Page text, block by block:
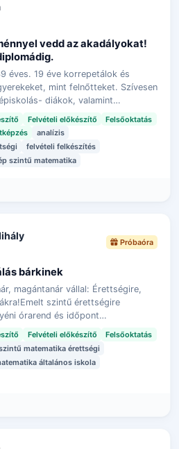
vedd az akadályokat!
éves. 19 éve korrepetálok és
mint felnőtteket. Szívesen
diákok, valamint
Felvételi előkészítő
Felsőoktatás
analízis
felvételi felkészítés
szintű matematika
Próbaóra
bárkinek
magántanár vállal: Érettségire,
szintű érettségire
órarend és időpont
Felvételi előkészítő
Felsőoktatás
matematika érettségi
általános iskola